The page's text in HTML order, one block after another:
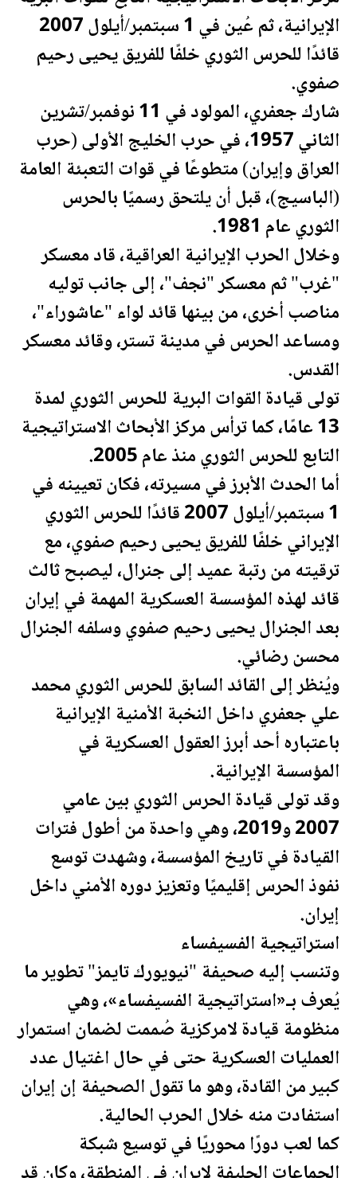
الإيرانية، ثم عُين في 1 سبتمبر/أيلول 2007
قائدًا للحرس الثوري خلفًا للفريق يحيى رحيم
صفوي.
شارك جعفري، المولود في 11 نوفمبر/تشرين
الثاني 1957، في حرب الخليج الأولى (حرب
العراقوإيران) متطوعًا في قوات التعبئة العامة
(الباسيج)، قبل أن يلتحق رسميًا بالحرس
الثوري عام 1981.
وخلال الحرب الإيرانيةالعراقية، قاد معسكر
"غرب" ثم معسكر "نجف"، إلى جانب توليه
مناصب أخرى، من بينها قائد لواء "عاشوراء"،
ومساعد الحرس في مدينة تستر، وقائد معسكر
القدس.
تولى قيادة القوات البرية للحرس الثوري لمدة
13 عامًا، كما ترأس مركز الأبحاث الاستراتيجية
التابع للحرس الثوري منذ عام 2005.
أما الحدث الأبرز في مسيرته، فكان تعيينه في
1 سبتمبر/أيلول 2007 قائدًا للحرس الثوري
الإيراني خلفًا للفريق يحيى رحيم صفوي، مع
ترقيته من رتبة عميد إلى جنرال، ليصبح ثالث
قائد لهذه المؤسسة العسكرية المهمة في إيران
بعد الجنرال يحيى رحيم صفوي وسلفه الجنرال
محسن رضائي.
ويُنظر إلى القائد السابق للحرس الثوري محمد
علي جعفري داخل النخبة الأمنية الإيرانية
باعتباره أحد أبرز العقول العسكرية في
المؤسسة الإيرانية.
وقد تولى قيادة الحرس الثوري بين عامي
2007 و2019، وهي واحدة من أطول فترات
القيادة في تاريخ المؤسسة، وشهدت توسع
نفوذ الحرس إقليميًا وتعزيز دوره الأمني داخل
إيران.
استراتيجية الفسيفساء
وتنسب إليهصحيفة"نيويورك تايمز" تطوير ما
يُعرف بـ«استراتيجية الفسيفساء»، وهي
منظومة قيادة لامركزية صُممت لضمان استمرار
العمليات العسكرية حتى في حال اغتيال عدد
كبير من القادة، وهو ما تقول الصحيفة إن إيران
استفادت منه خلال الحرب الحالية.
كما لعب دورًا محوريًا في توسيع شبكة